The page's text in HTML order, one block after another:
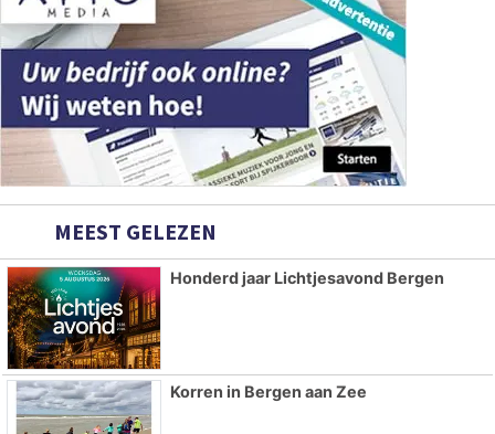
MEEST GELEZEN
Honderd jaar Lichtjesavond Bergen
Korren in Bergen aan Zee